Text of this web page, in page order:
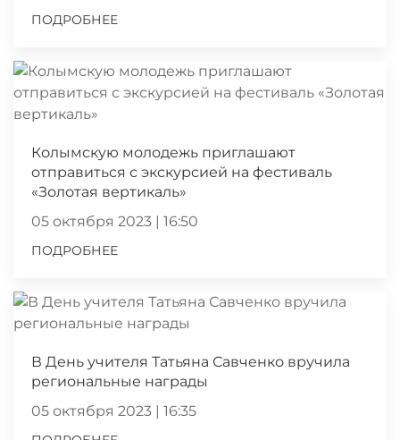
ПОДРОБНЕЕ
Колымскую молодежь приглашают
отправиться с экскурсией на фестиваль
«Золотая вертикаль»
05 октября 2023 | 16:50
ПОДРОБНЕЕ
В День учителя Татьяна Савченко вручила
региональные награды
05 октября 2023 | 16:35